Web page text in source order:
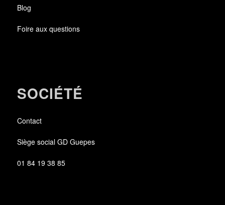
Blog
Foire aux questions
SOCIÉTÉ
Contact
Siège social GD Guepes
01 84 19 38 85